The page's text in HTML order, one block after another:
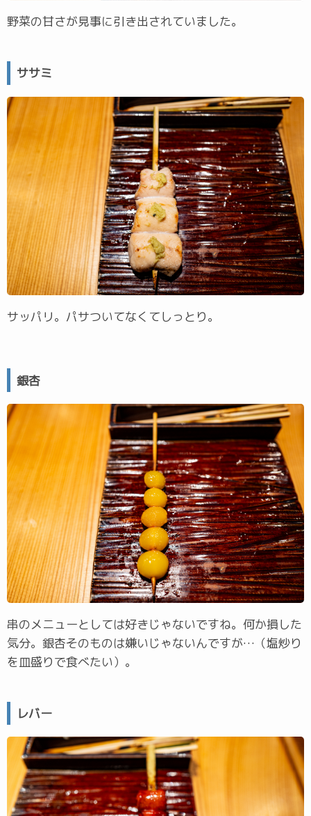
野菜の甘さが見事に引き出されていました。
ササミ
サッパリ。パサついてなくてしっとり。
銀杏
串のメニューとしては好きじゃないですね。何か損した
気分。銀杏そのものは嫌いじゃないんですが…（塩炒り
を皿盛りで食べたい）。
レバー